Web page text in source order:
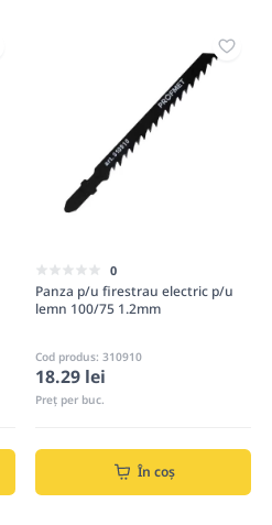
0
Panza p/u firestrau electric p/u
lemn 100/75 1.2mm
Cod produs: 310910
18.29 lei
Preț per buc.
În coș